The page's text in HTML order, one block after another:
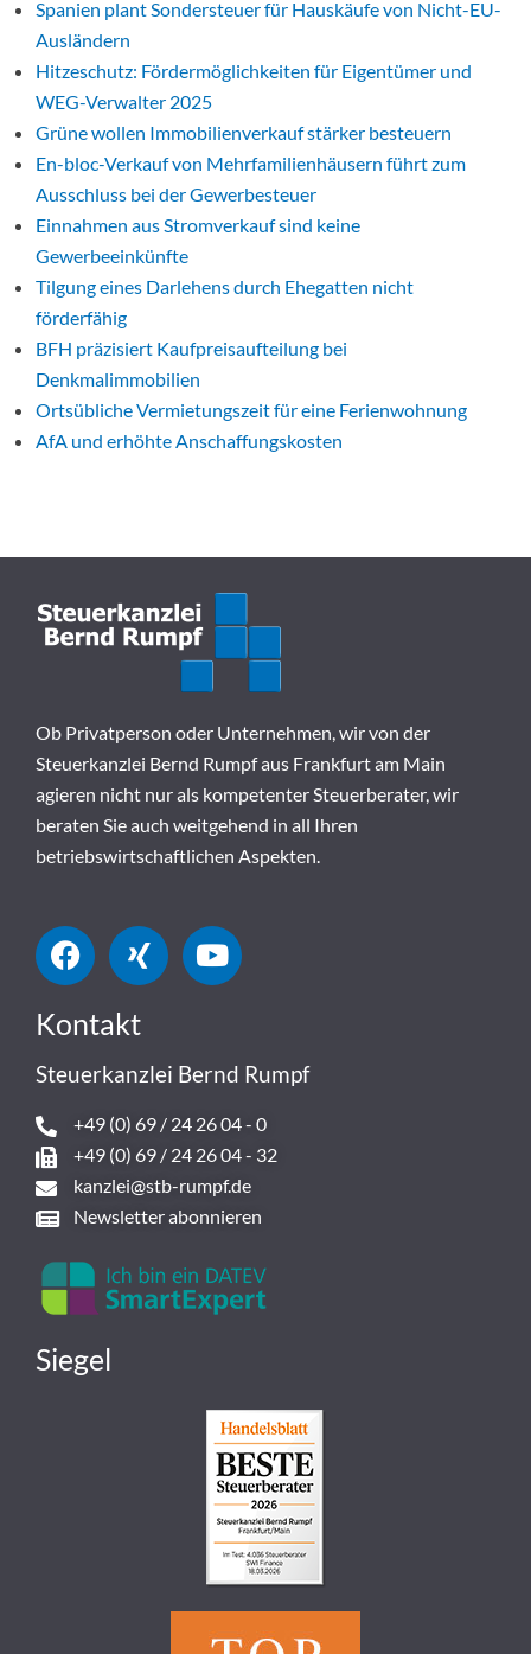
Spanien plant Sondersteuer für Hauskäufe von Nicht-EU-
Ausländern
Hitzeschutz: Fördermöglichkeiten für Eigentümer und
WEG-Verwalter 2025
Grüne wollen Immobilienverkauf stärker besteuern
En-bloc-Verkauf von Mehrfamilienhäusern führt zum
Ausschluss bei der Gewerbesteuer
Einnahmen aus Stromverkauf sind keine
Gewerbeeinkünfte
Tilgung eines Darlehens durch Ehegatten nicht
förderfähig
BFH präzisiert Kaufpreisaufteilung bei
Denkmalimmobilien
Ortsübliche Vermietungszeit für eine Ferienwohnung
AfA und erhöhte Anschaffungskosten
Ob Privatperson oder Unternehmen, wir von der
Steuerkanzlei Bernd Rumpf aus Frankfurt am Main
agieren nicht nur als kompetenter Steuerberater, wir
beraten Sie auch weitgehend in all Ihren
betriebswirtschaftlichen Aspekten.
Kontakt
Steuerkanzlei Bernd Rumpf
+49 (0) 69 / 24 26 04 - 0
+49 (0) 69 / 24 26 04 - 32
kanzlei@stb-rumpf.de
Newsletter abonnieren
Siegel